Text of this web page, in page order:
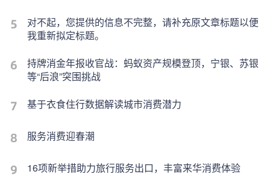
对不起，您提供的信息不完整，请补充原文章标题以便
我重新拟定标题。
持牌消金年报收官战：蚂蚁资产规模登顶，宁银、苏银
等“后浪”突围挑战
基于衣食住行数据解读城市消费潜力
服务消费迎春潮
16项新举措助力旅行服务出口，丰富来华消费体验